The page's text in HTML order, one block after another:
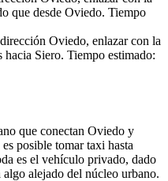
que desde Oviedo. Tiempo
Oviedo, enlazar con la
Siero. Tiempo estimado:
que conectan Oviedo y
posible tomar taxi hasta
es el vehículo privado, dado
alejado del núcleo urbano.